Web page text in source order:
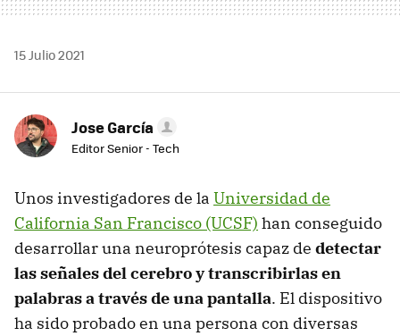
15 Julio 2021
Jose García
Editor Senior - Tech
Unos investigadores de la Universidad de
California San Francisco (UCSF) han conseguido
desarrollar una neuroprótesis capaz de detectar
las señales del cerebro y transcribirlas en
palabras a través de una pantalla. El dispositivo
ha sido probado en una persona con diversas